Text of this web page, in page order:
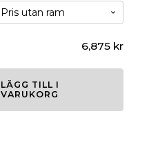
6,875 kr
LÄGG TILL I
VARUKORG